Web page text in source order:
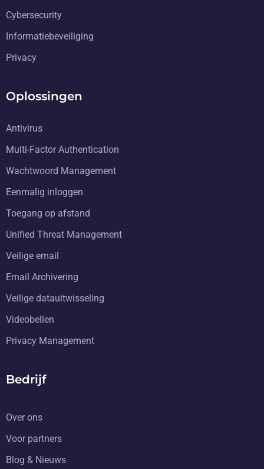
Cybersecurity
Informatiebeveiliging
Privacy
Oplossingen
Antivirus
Multi-Factor Authentication
Wachtwoord Management
Eenmalig inloggen
Toegang op afstand
Unified Threat Management
Veilige email
Email Archivering
Veilige datauitwisseling
Videobellen
Privacy Management
Bedrijf
Over ons
Voor partners
Blog & Nieuws